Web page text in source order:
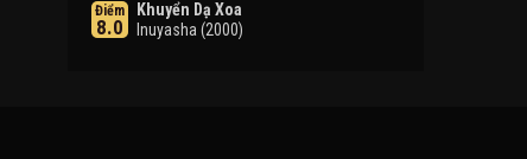
Điểm
8.0
Khuyển Dạ Xoa
Inuyasha (2000)